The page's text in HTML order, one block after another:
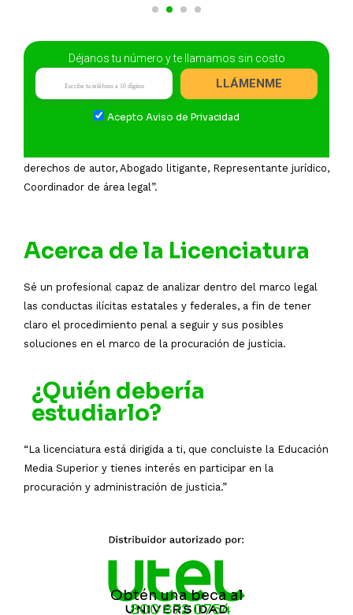
Déjanos tu número y te llamamos sin costo
Acepto Aviso de Privacidad
LLÁMENME
Campo Laboral
“Sabías que la Licenciatura en Derecho cuenta con una tasa
derechos de autor, Abogado litigante, Representante jurídico,
Coordinador de área legal”.
Acerca de la Licenciatura
Sé un profesional capaz de analizar dentro del marco legal
las conductas ilícitas estatales y federales, a fin de tener
claro el procedimiento penal a seguir y sus posibles
soluciones en el marco de la procuración de justicia.
¿Quién debería
estudiarlo?
“La licenciatura está dirigida a ti, que concluiste la Educación
Media Superior y tienes interés en participar en la
procuración y administración de justicia.”
Obtén una beca al
800 872 0754